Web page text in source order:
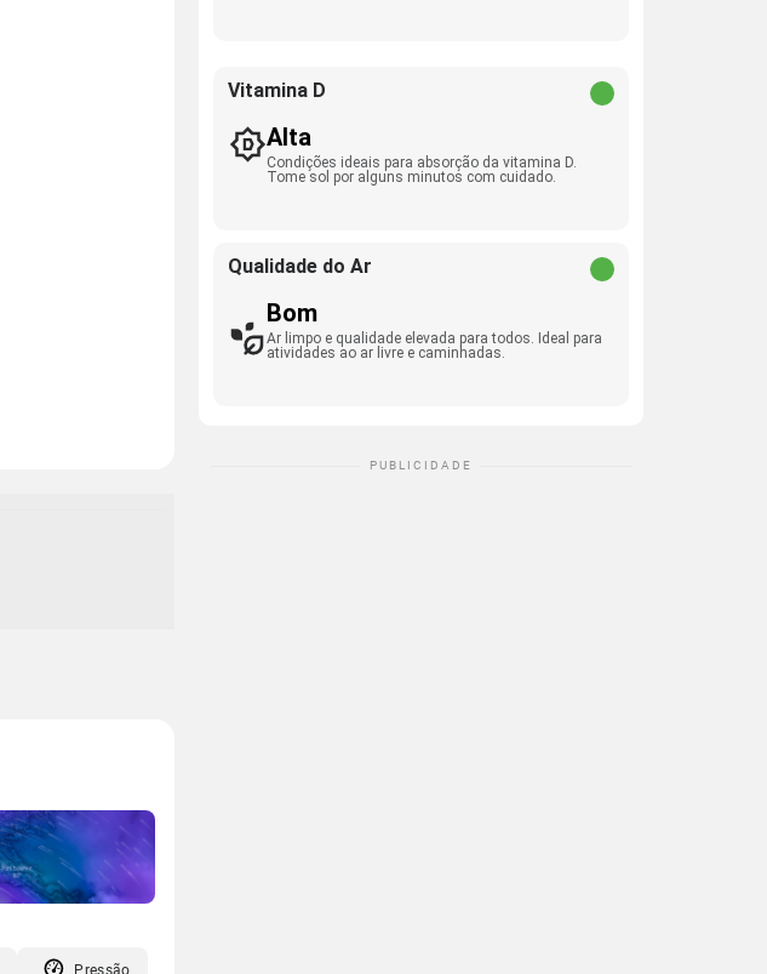
Pressão
Vitamina D
Alta
Condições ideais para absorção da vitamina D.
Tome sol por alguns minutos com cuidado.
Qualidade do Ar
Bom
Ar limpo e qualidade elevada para todos. Ideal para
atividades ao ar livre e caminhadas.